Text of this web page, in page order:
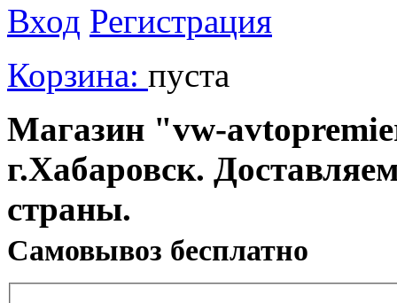
Вход Регистрация
Корзина: пуста
Магазин "vw-
г.Хабаровск.
страны.
Cамовывоз бесплатно